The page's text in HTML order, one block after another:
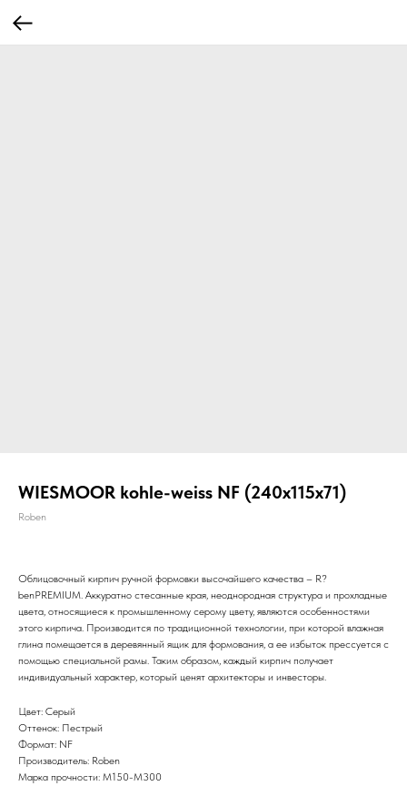
WIESMOOR kohle-weiss NF (240x115x71)
Roben
Облицовочный кирпич ручной формовки высочайшего качества – R?
benPREMIUM. Аккуратно стесанные края, неоднородная структура и прохладные
цвета, относящиеся к промышленному серому цвету, являются особенностями
этого кирпича. Производится по традиционной технологии, при которой влажная
глина помещается в деревянный ящик для формования, а ее избыток прессуется с
помощью специальной рамы. Таким образом, каждый кирпич получает
индивидуальный характер, который ценят архитекторы и инвесторы.
Цвет: Серый
Оттенок: Пестрый
Формат: NF
Производитель: Roben
Марка прочности: M150-M300